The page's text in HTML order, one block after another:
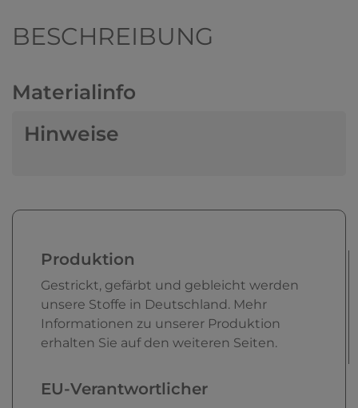
BESCHREIBUNG
Materialinfo
Hinweise
Produktion
Gestrickt, gefärbt und gebleicht werden
unsere Stoffe in Deutschland. Mehr
Informationen zu unserer Produktion
erhalten Sie auf den weiteren Seiten.
EU-Verantwortlicher